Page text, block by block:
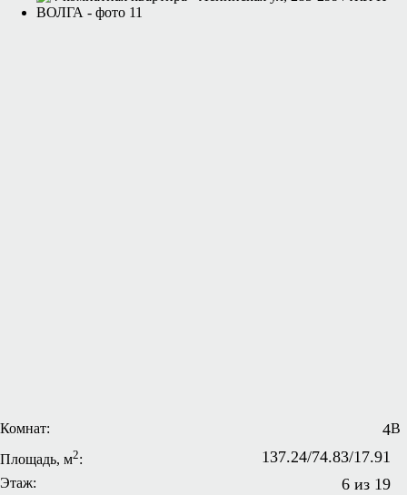
Комнат: 4
Площадь, м2: 137.24/74.83/17.91
Этаж: 6 из 19
В